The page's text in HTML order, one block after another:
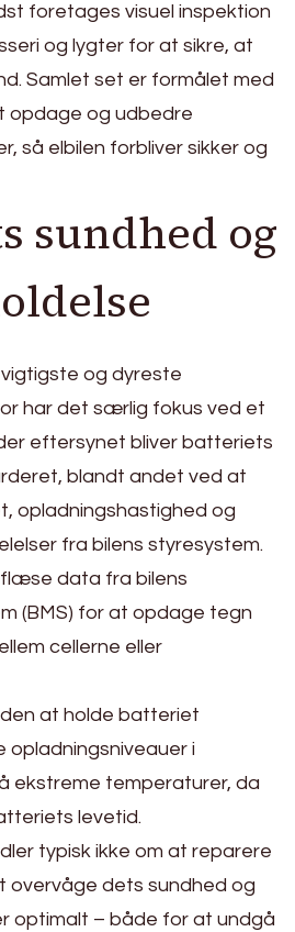
foretages visuel inspektion
og lygter for at sikre, at
Samlet set er formålet med
opdage og udbedre
så elbilen forbliver sikker og
sundhed og
og dyreste
har det særlig fokus ved et
eftersynet bliver batteriets
blandt andet ved at
opladningshastighed og
fra bilens styresystem.
data fra bilens
(BMS) for at opdage tegn
cellerne eller
at holde batteriet
i
ekstreme temperaturer, da
levetid.
typisk ikke om at reparere
overvåge dets sundhed og
optimalt – både for at undgå